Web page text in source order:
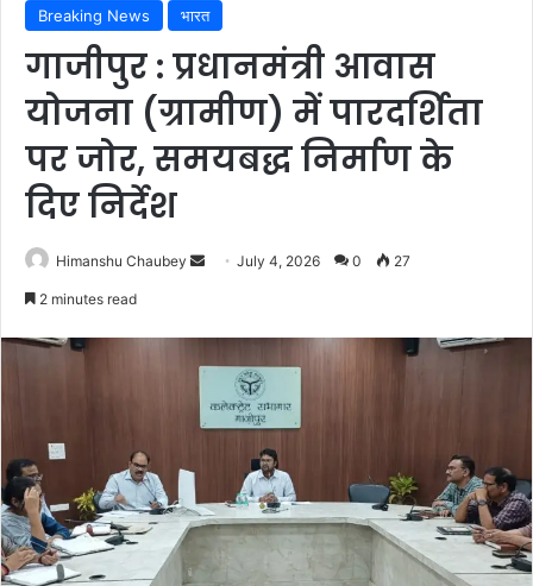
Breaking News भारत
गाजीपुर : प्रधानमंत्री आवास
योजना (ग्रामीण) में पारदर्शिता
पर जोर, समयबद्ध निर्माण के
दिए निर्देश
Himanshu Chaubey July 4, 2026 0 27
2 minutes read